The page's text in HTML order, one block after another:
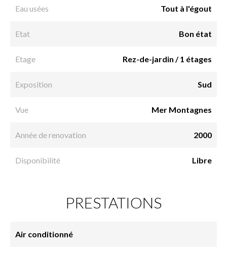
Eau usées Tout à l'égout
Etat Bon état
Etage Rez-de-jardin / 1 étages
Exposition Sud
Vue Mer Montagnes
Année de renovation 2000
Disponibilité Libre
PRESTATIONS
Air conditionné